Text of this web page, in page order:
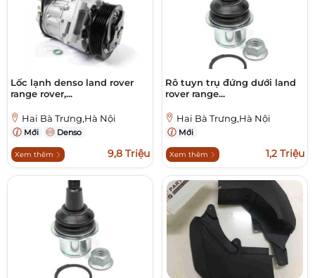
Lốc lạnh denso land rover
range rover,...
Hai Bà Trưng,Hà Nội
Mới Denso
Xem thêm 9,8 Triệu
Rô tuyn trụ đứng dưới land
rover range...
Hai Bà Trưng,Hà Nội
Mới
Xem thêm 1,2 Triệu